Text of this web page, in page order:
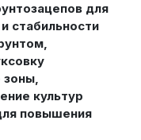
для
стабильности
зоны,
культур
повышения